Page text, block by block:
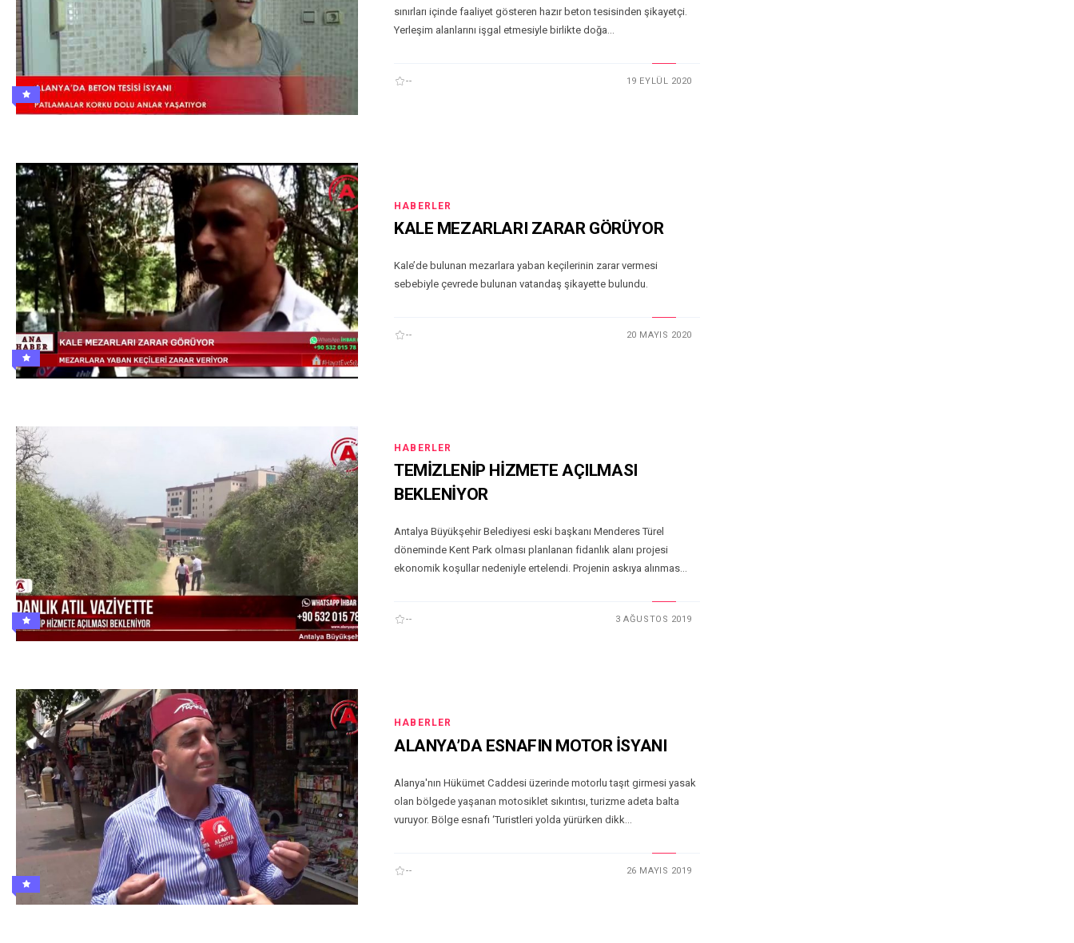
sınırları içinde faaliyet gösteren hazır beton tesisinden şikayetçi.
Yerleşim alanlarını işgal etmesiyle birlikte doğa...
-- 19 EYLÜL 2020
HABERLER
KALE MEZARLARI ZARAR GÖRÜYOR
Kale’de bulunan mezarlara yaban keçilerinin zarar vermesi
sebebiyle çevrede bulunan vatandaş şikayette bulundu.
-- 20 MAYIS 2020
HABERLER
TEMİZLENİP HİZMETE AÇILMASI
BEKLENİYOR
Antalya Büyükşehir Belediyesi eski başkanı Menderes Türel
döneminde Kent Park olması planlanan fidanlık alanı projesi
ekonomik koşullar nedeniyle ertelendi. Projenin askıya alınmas...
-- 3 AĞUSTOS 2019
HABERLER
ALANYA’DA ESNAFIN MOTOR İSYANI
Alanya'nın Hükümet Caddesi üzerinde motorlu taşıt girmesi yasak
olan bölgede yaşanan motosiklet sıkıntısı, turizme adeta balta
vuruyor. Bölge esnafı ‘Turistleri yolda yürürken dikk...
-- 26 MAYIS 2019